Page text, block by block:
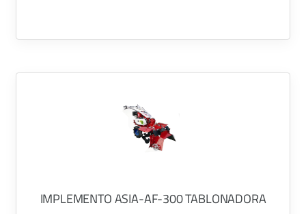
IMPLEMENTO ASIA-AF-300 TABLONADORA